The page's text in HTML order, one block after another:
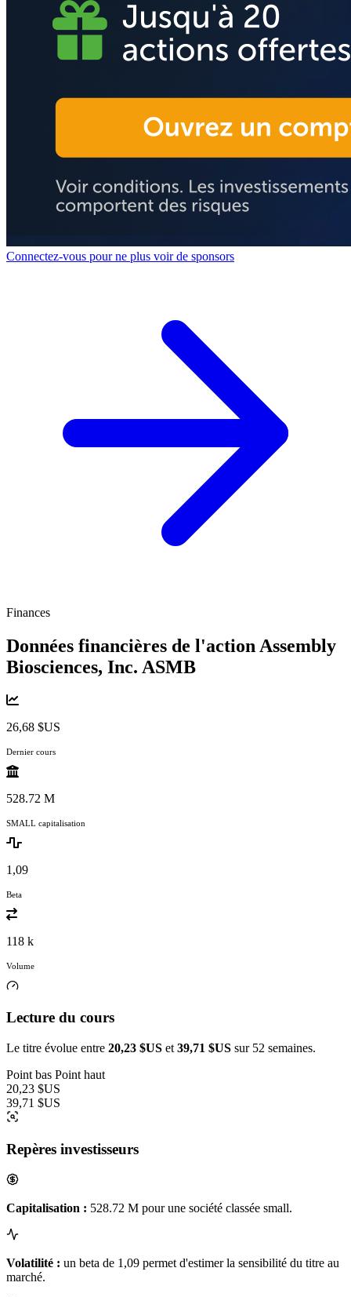
Connectez-vous pour ne plus voir de sponsors
Finances
Données financières de l'action Assembly
Biosciences, Inc. ASMB
26,68 $US
Dernier cours
528.72 M
SMALL capitalisation
1,09
Beta
118 k
Volume
Lecture du cours
Le titre évolue entre 20,23 $US et 39,71 $US sur 52 semaines.
Point bas Point haut
20,23 $US
39,71 $US
Repères investisseurs
Capitalisation : 528.72 M pour une société classée small.
Volatilité : un beta de 1,09 permet d'estimer la sensibilité du titre au
marché.